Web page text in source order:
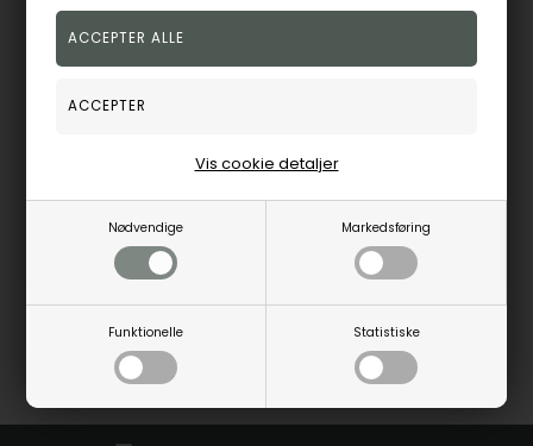
Nødvendige Markedsføring
Funktionelle Statistiske
Vis cookie detaljer
Aagaard forgyldte Red Barnet 75 år ørehængere med Ø 12 mm lab grown diamant
Aagaard
401,00 DKK
Vejl. udsalgspris
Fjernlager 1-3 hverdage
Aagaard forgyldte Red Barnet 75 år ørestikker med Ø 10 mm lab grown diamant
320,00 DKK
Fjernlager 1-3 hverdage